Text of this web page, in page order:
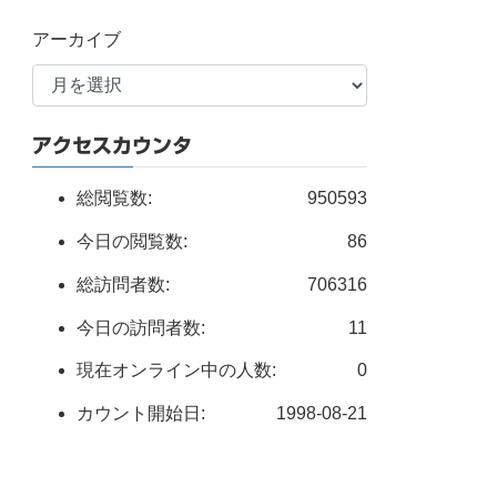
アーカイブ
アクセスカウンタ
950593
総閲覧数:
86
今日の閲覧数:
706316
総訪問者数:
11
今日の訪問者数:
0
現在オンライン中の人数:
1998-08-21
カウント開始日: